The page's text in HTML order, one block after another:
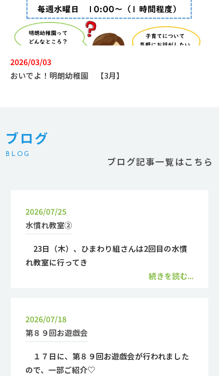
2026/03/03
おいでよ！明朗幼稚園 【3月】
ブログ
BLOG
ブログ記事一覧はこちら
2026/07/25
水慣れ教室②
23日（木）、ひまわり組さんは2回目の水慣
れ教室に行ってき
続きを読む...
2026/07/18
第８９回お遊戯会
１７日に、第８９回お遊戯会が行われました
ので、一部ご紹介♡